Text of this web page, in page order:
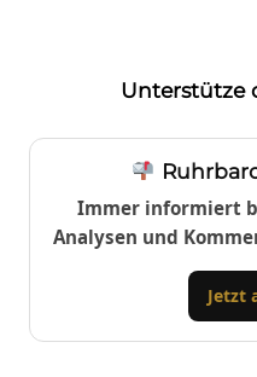
Unterstütze
Immer informiert
Analysen und
Jetzt